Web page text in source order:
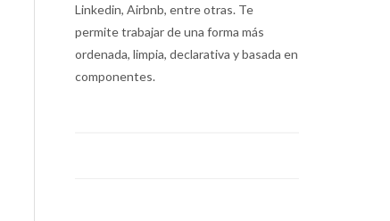
Linkedin, Airbnb, entre otras. Te
permite trabajar de una forma más
ordenada, limpia, declarativa y basada en
componentes.